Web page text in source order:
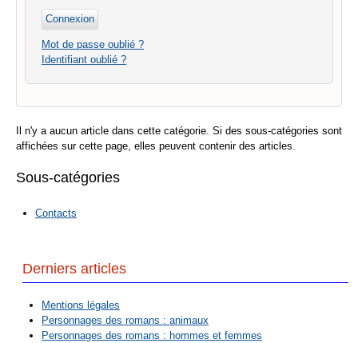
Mot de passe oublié ?
Identifiant oublié ?
Il n'y a aucun article dans cette catégorie. Si des sous-catégories sont
affichées sur cette page, elles peuvent contenir des articles.
Sous-catégories
Contacts
Derniers articles
Mentions légales
Personnages des romans : animaux
Personnages des romans : hommes et femmes